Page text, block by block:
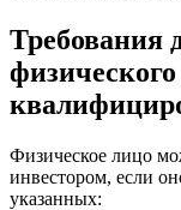
Требования
Физическое лицо
инвестором, если
указанных: